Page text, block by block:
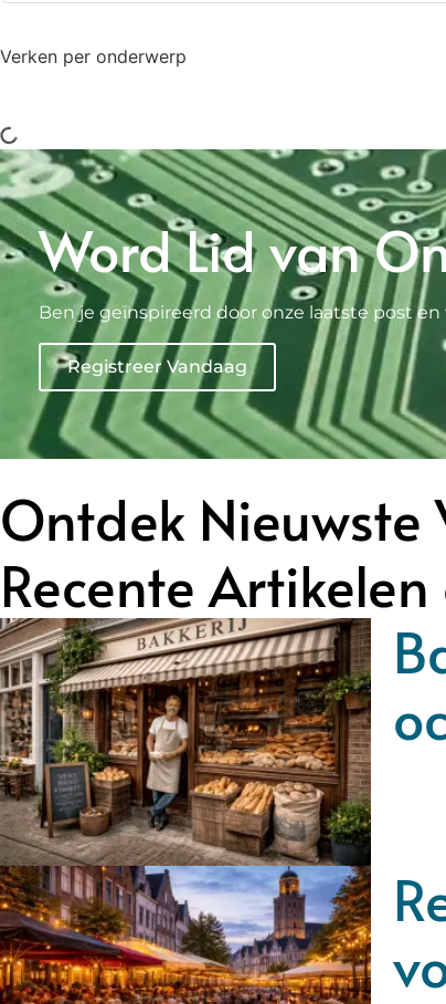
Verken per onderwerp
Word Lid van
Ben je geïnspireerd door onze laatste post
Registreer Vandaag
Ontdek Nieuwste
Recente